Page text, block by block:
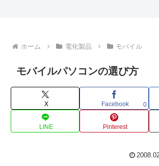
ホーム 電化製品 モバイル
モバイルパソコンの選び方
X Facebook 0
LINE Pinterest